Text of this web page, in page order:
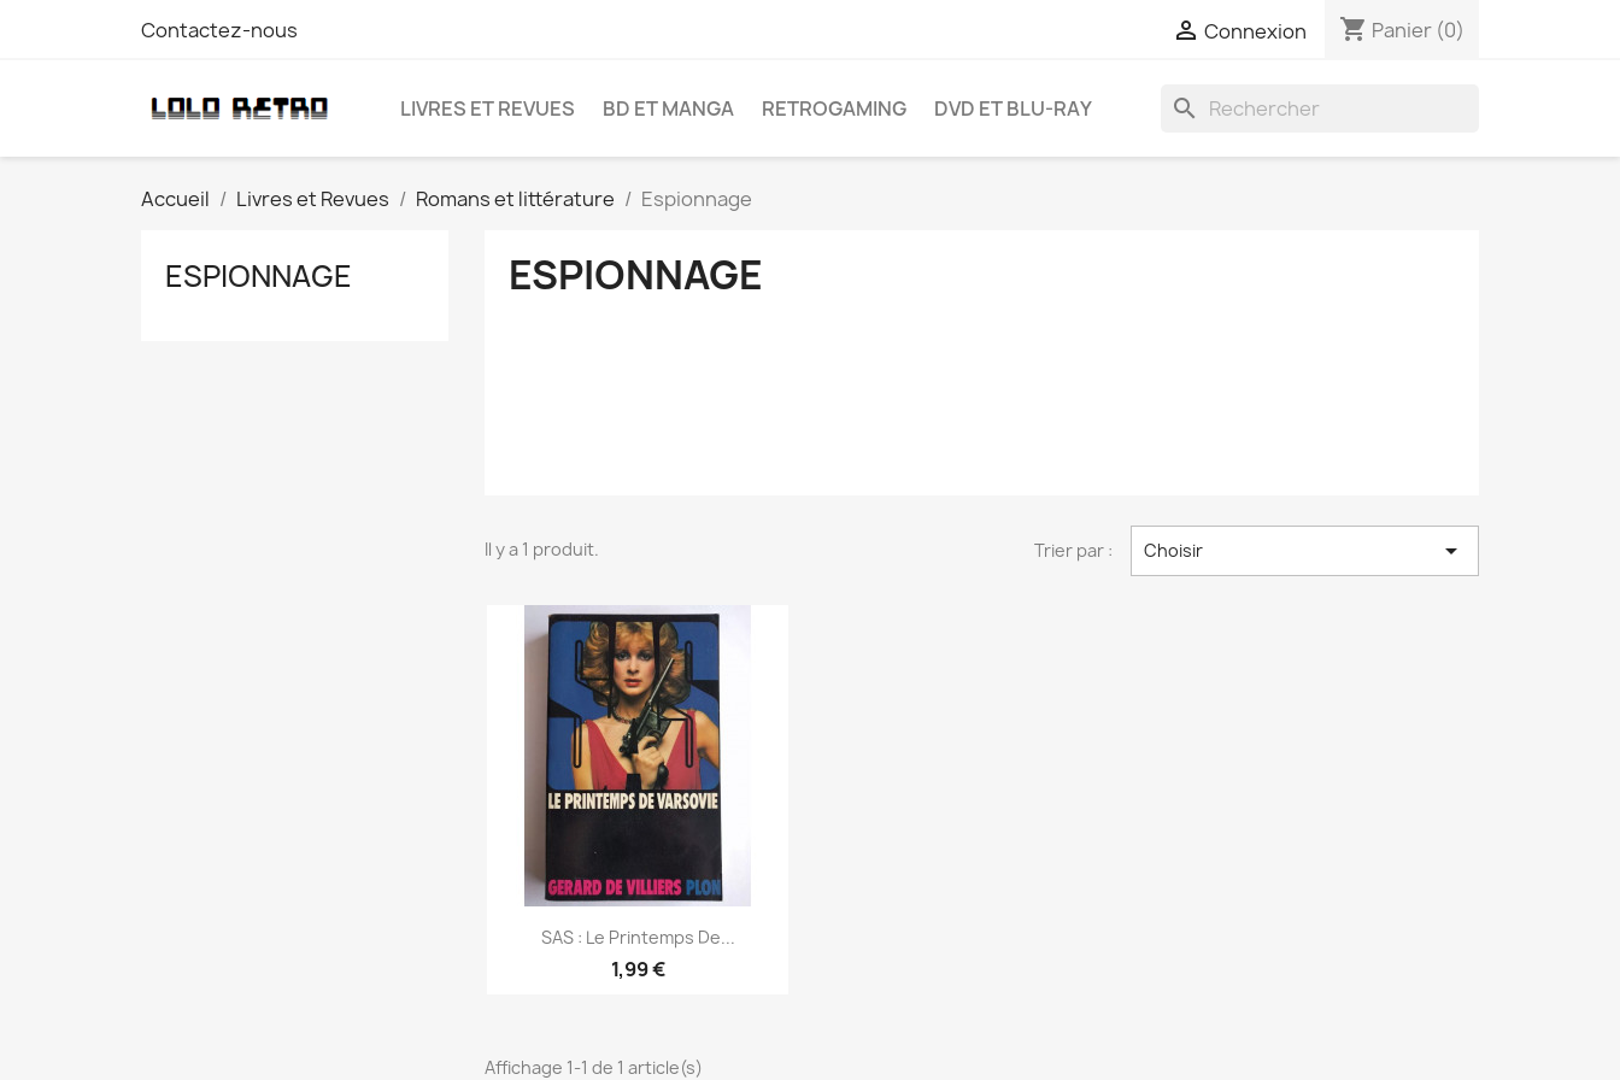
Contactez-nous  Connexion shopping_cart Panier (0)
LIVRES ET REVUES BD ET MANGA RETROGAMING DVD ET BLU-RAY search
Accueil Livres et Revues Romans et littérature Espionnage
ESPIONNAGE ESPIONNAGE
Il y a 1 produit. Trier par : Choisir 
 Aperçu rapide
SAS : Le Printemps De...
1,99 €
Affichage 1-1 de 1 article(s)